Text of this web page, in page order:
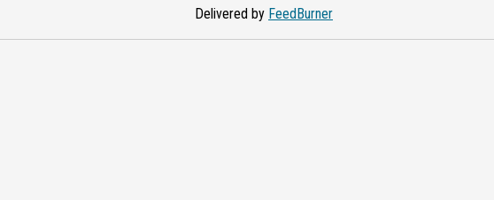
Delivered by FeedBurner